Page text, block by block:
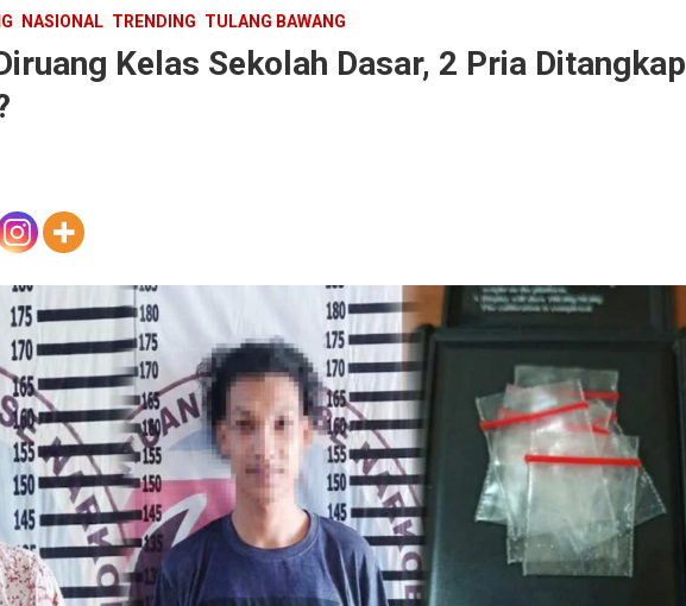
NASIONAL TRENDING TULANG BAWANG
Kelas Sekolah Dasar, 2 Pria Ditangkap